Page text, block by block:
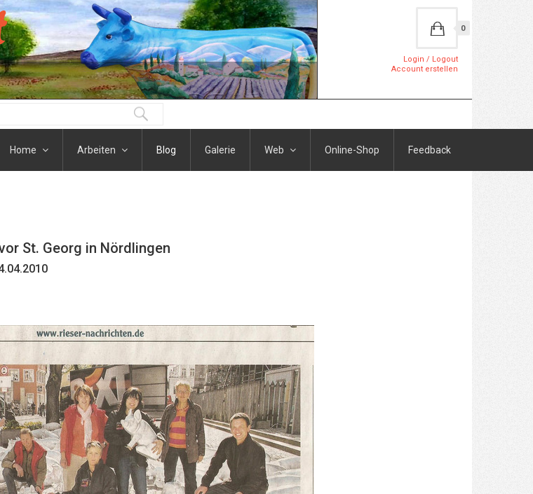
0
Login / Logout
Account erstellen
Home Arbeiten Blog Galerie Web Online-Shop Feedback
St. Georg in Nördlingen